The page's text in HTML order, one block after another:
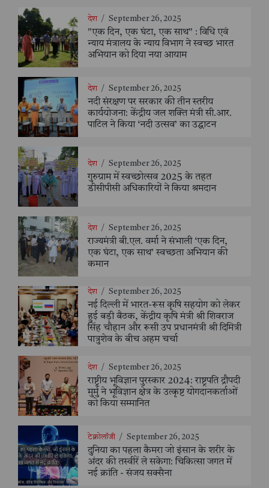
देश / September 26, 2025
"एक दिन, एक घंटा, एक साथ" : विधि एवं
न्याय मंत्रालय के न्याय विभाग ने स्वच्छ भारत
अभियान को दिया नया आयाम
देश / September 26, 2025
नदी संरक्षण पर सरकार की तीन स्तरीय
कार्ययोजना: केंद्रीय जल शक्ति मंत्री सी.आर.
पाटिल ने किया ‘नदी उत्सव’ का उद्घाटन
देश / September 26, 2025
गुरुग्राम में स्वच्छोत्सव 2025 के तहत
डीसीपीसी अधिकारियों ने किया श्रमदान
देश / September 26, 2025
राज्यमंत्री बी.एल. वर्मा ने संभाली ‘एक दिन,
एक घंटा, एक साथ’ स्वच्छता अभियान की
कमान
देश / September 26, 2025
नई दिल्ली में भारत-रूस कृषि सहयोग को लेकर
हुई बड़ी बैठक, केंद्रीय कृषि मंत्री श्री शिवराज
सिंह चौहान और रूसी उप प्रधानमंत्री श्री दिमित्री
पात्रुशेव के बीच अहम चर्चा
देश / September 26, 2025
राष्ट्रीय भूविज्ञान पुरस्कार 2024: राष्ट्रपति द्रौपदी
मुर्मु ने भूविज्ञान क्षेत्र के उत्कृष्ट योगदानकर्ताओं
को किया सम्मानित
टेक्नोलॉजी / September 26, 2025
दुनिया का पहला कैमरा जो इंसान के शरीर के
अंदर की तस्वीरें ले सकेगा: चिकित्सा जगत में
नई क्रांति - संजय सक्सैना